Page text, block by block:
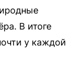
В итоге
у каждой